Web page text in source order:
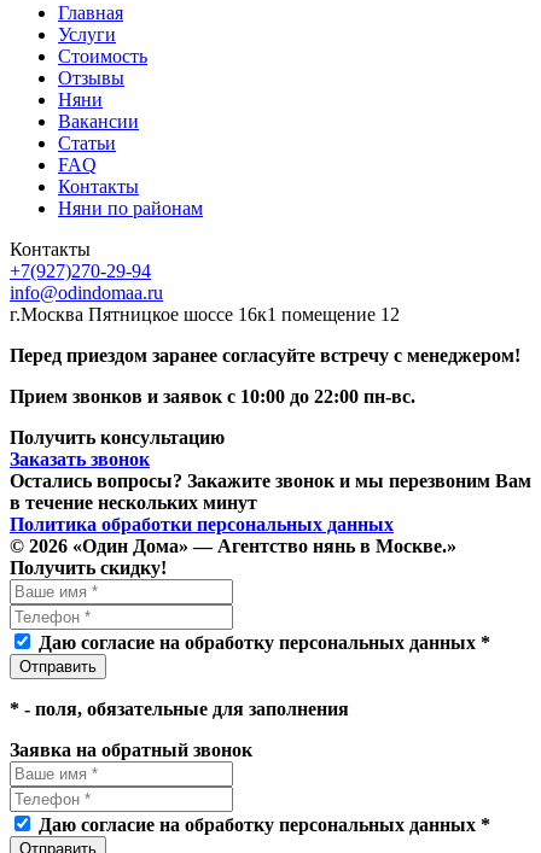
Главная
Услуги
Стоимость
Отзывы
Няни
Вакансии
Статьи
FAQ
Контакты
Няни по районам
Контакты
+7(927)270-29-94
info@odindomaa.ru
г.Москва Пятницкое шоссе 16к1 помещение 12
Перед приездом заранее cогласуйте встречу с менеджером!
Прием звонков и заявок с 10:00 до 22:00 пн-вс.
Получить консультацию
Заказать звонок
Остались вопросы? Закажите звонок и мы перезвоним Вам
в течение нескольких минут
Политика обработки персональных данных
© 2026 «Один Дома» — Агентство нянь в Москве.»
Получить скидку!
Даю согласие на обработку персональных данных *
* - поля, обязательные для заполнения
Заявка на обратный звонок
Даю согласие на обработку персональных данных *